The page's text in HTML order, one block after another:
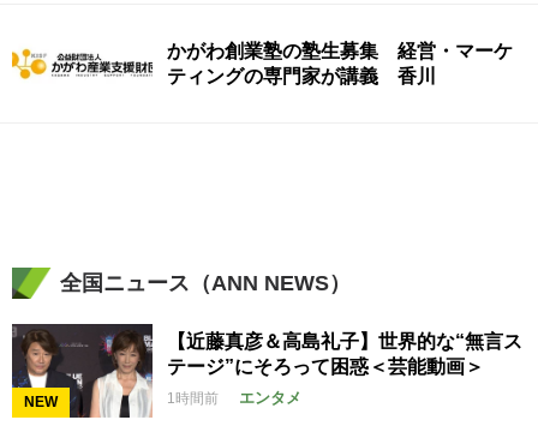
かがわ創業塾の塾生募集 経営・マーケ
ティングの専門家が講義 香川
全国ニュース（ANN NEWS）
NEW
【近藤真彦＆高島礼子】世界的な“無言ス
テージ”にそろって困惑＜芸能動画＞
1時間前 エンタメ